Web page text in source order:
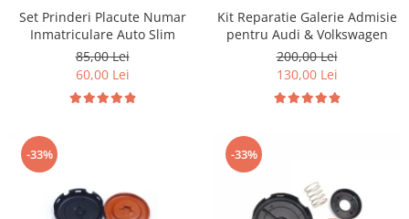
Set Prinderi Placute Numar
Inmatriculare Auto Slim
85,00 Lei
60,00 Lei
Kit Reparatie Galerie Admisie
pentru Audi & Volkswagen
200,00 Lei
130,00 Lei
-33% -33%